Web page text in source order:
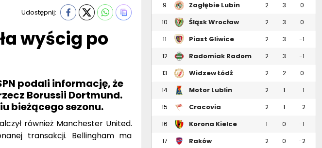
Udostępnij:
wyścig po
podali informację, że
Borussii Dortmund.
bieżącego sezonu.
również Manchester United.
transakcji. Bellingham ma
9 Zagłębie Lubin 2 3 0
10 Śląsk Wrocław 2 3 0
11 Piast Gliwice 2 3 -1
12 Radomiak Radom 2 3 -1
13 Widzew Łódź 2 2 0
14 Motor Lublin 2 1 -1
15 Cracovia 2 1 -2
16 Korona Kielce 1 0 -1
17
Raków
2 0 -2